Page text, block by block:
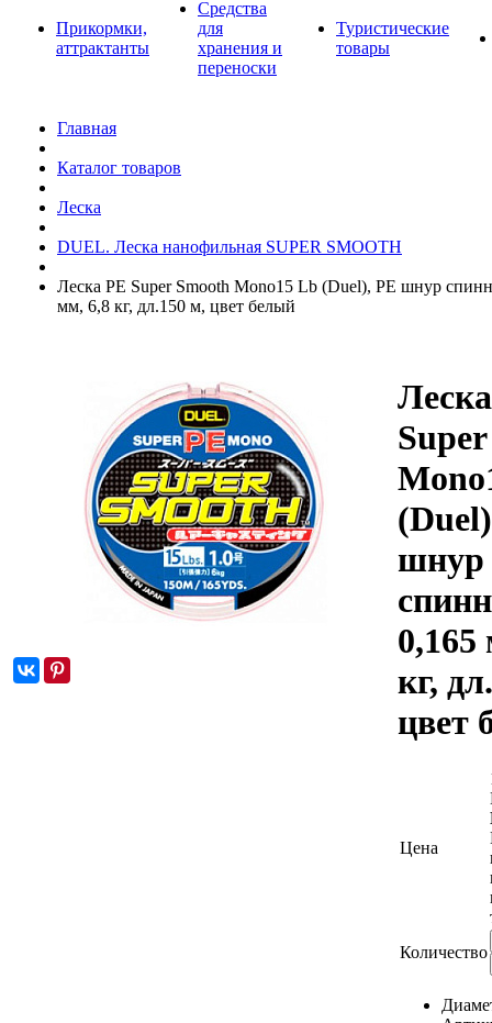
Прикормки,
аттрактанты
Средства
для
хранения и
переноски
Туристические
товары
Главная
Каталог товаров
Леска
DUEL. Леска нанофильная SUPER SMOOTH
Леска PE Super Smooth Mono15 Lb (Duel), PE шнур
мм, 6,8 кг, дл.150 м, цвет белый
шнур
0,165
кг,
цвет
Цена
Количество